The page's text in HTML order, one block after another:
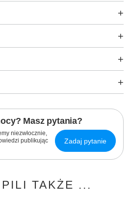
Masz pytania?
niezwłocznie,
publikując
Zadaj pytanie
TAKŻE ...